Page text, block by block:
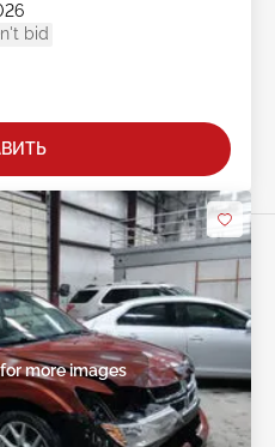
bid
more images